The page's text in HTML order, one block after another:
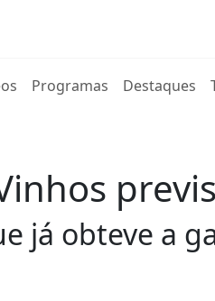
Programas Destaques
já obteve a